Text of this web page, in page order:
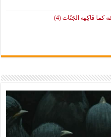
كما فَاكِهة الجَنّات (4)